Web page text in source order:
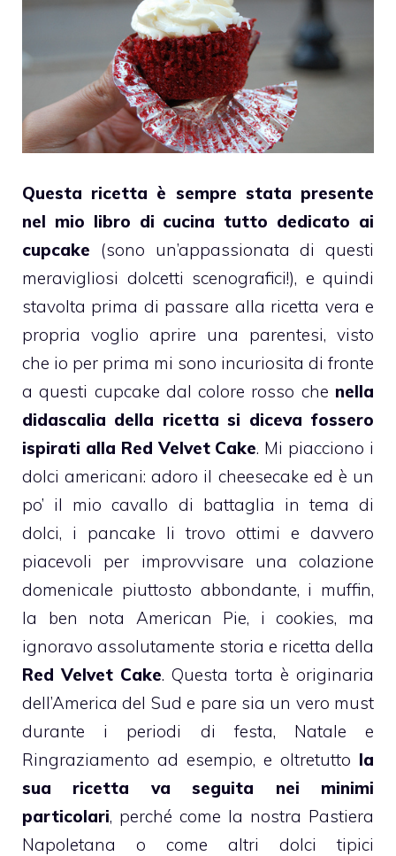
Questa ricetta è sempre stata presente
nel mio libro di cucina tutto dedicato ai
cupcake (sono un’appassionata di questi
meravigliosi dolcetti scenografici!), e quindi
stavolta prima di passare alla ricetta vera e
propria voglio aprire una parentesi, visto
che io per prima mi sono incuriosita di fronte
a questi cupcake dal colore rosso che nella
didascalia della ricetta si diceva fossero
ispirati alla Red Velvet Cake. Mi piacciono i
dolci americani: adoro il cheesecake ed è un
po’ il mio cavallo di battaglia in tema di
dolci, i pancake li trovo ottimi e davvero
piacevoli per improvvisare una colazione
domenicale piuttosto abbondante, i muffin,
la ben nota American Pie, icookies, ma
ignoravo assolutamente storia e ricetta della
Red Velvet Cake. Questa torta è originaria
dell’America del Sud e pare sia un vero must
durante i periodi di festa, Natale e
Ringraziamento ad esempio, e oltretutto la
sua ricetta va seguita nei minimi
particolari, perché come la nostra Pastiera
Napoletana o come altri dolci tipici